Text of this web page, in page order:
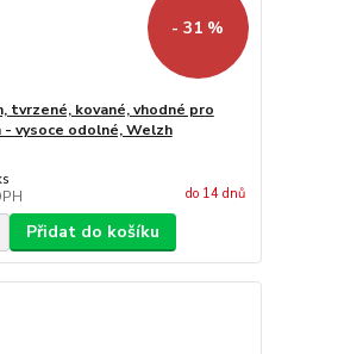
- 31 %
tvrzené, kované, vhodné pro
- vysoce odolné, Welzh
do 14 dnů
Přidat do košíku